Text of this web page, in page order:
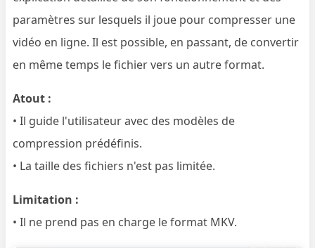
paramètres sur lesquels il joue pour compresser une
vidéo en ligne. Il est possible, en passant, de convertir
en même temps le fichier vers un autre format.
Atout :
• Il guide l'utilisateur avec des modèles de
compression prédéfinis.
• La taille des fichiers n'est pas limitée.
Limitation :
• Il ne prend pas en charge le format MKV.